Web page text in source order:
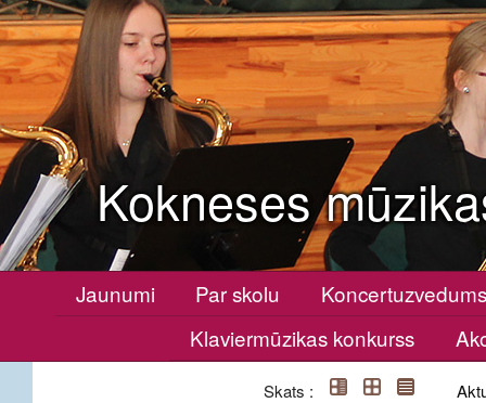
Kokneses
Jaunumi Par skolu
Klaviermūzikas konkurss
Skats :